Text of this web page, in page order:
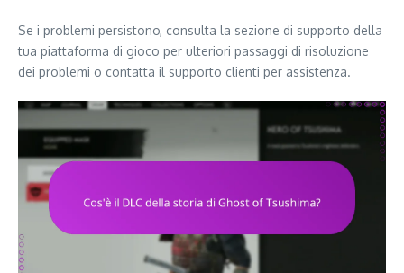
Se i problemi persistono, consulta la sezione di supporto della
tua piattaforma di gioco per ulteriori passaggi di risoluzione
dei problemi o contatta il supporto clienti per assistenza.